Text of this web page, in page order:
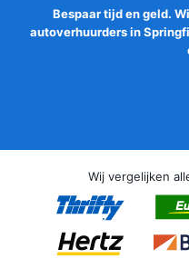
Bespaar tijd en geld.
autoverhuurders in
Wij vergelijken